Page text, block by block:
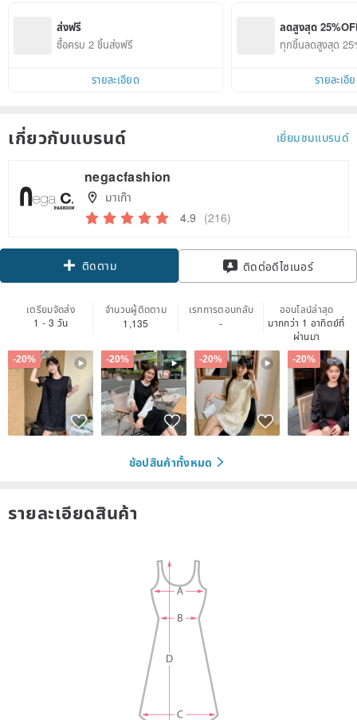
ส่งฟรี
ซื้อครบ 2 ชิ้นส่งฟรี
รายละเอียด
ลดสูงสุด
ทุกชิ้นลดสูงสุด
รายละเอี
เกี่ยวกับแบรนด์ เยี่ยมชมแบรนด์
negacfashion
มาเก๊า
4.9 (216)
ติดตาม ติดต่อดีไซเนอร์
เตรียมจัดส่ง
1 - 3 วัน
จำนวนผู้ติดตาม
1,135
เรทการตอบกลับ
-
ออนไลน์ล่าสุด
มากกว่า 1 อาทิตย์ที่
ผ่านมา
-20% -20% -20% -20%
ช้อปสินค้าทั้งหมด
รายละเอียดสินค้า